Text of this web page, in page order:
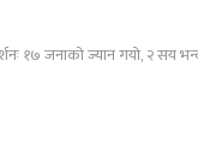
१७ जनाको ज्यान गयो, २ सय